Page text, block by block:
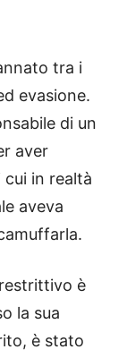
tra i
evasione.
di un
aver
in realtà
aveva
è
la sua
è stato